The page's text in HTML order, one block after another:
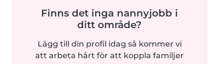
Finns det inga nannyjobb i
ditt område?
Lägg till din profil idag så kommer vi
att arbeta hårt för att koppla familjer